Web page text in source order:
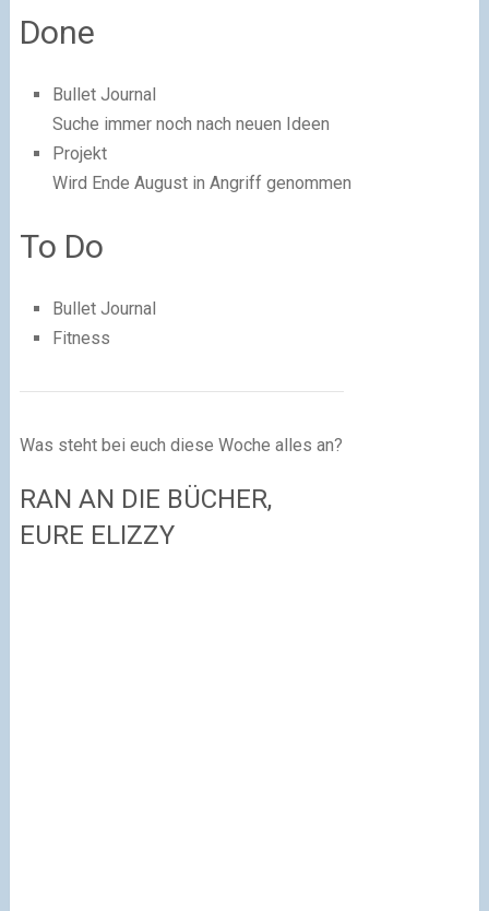
Done
Bullet Journal
Suche immer noch nach neuen Ideen
Projekt
Wird Ende August in Angriff genommen
To Do
Bullet Journal
Fitness
Was steht bei euch diese Woche alles an?
RAN AN DIE BÜCHER,
EURE ELIZZY